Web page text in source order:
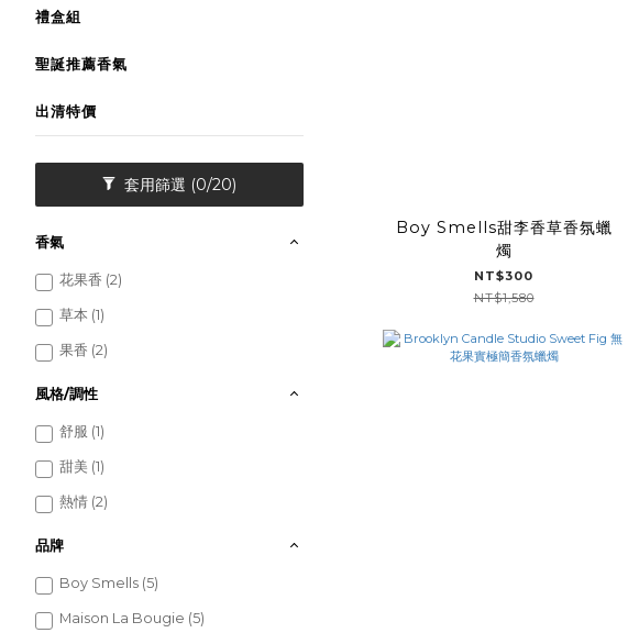
禮盒組
聖誕推薦香氣
出清特價
套用篩選 (0/20)
香氣
花果香 (2)
草本 (1)
果香 (2)
風格/調性
舒服 (1)
甜美 (1)
熱情 (2)
品牌
Boy Smells (5)
Maison La Bougie (5)
Boy Smells甜李香草香氛蠟
燭
NT$300
NT$1,580